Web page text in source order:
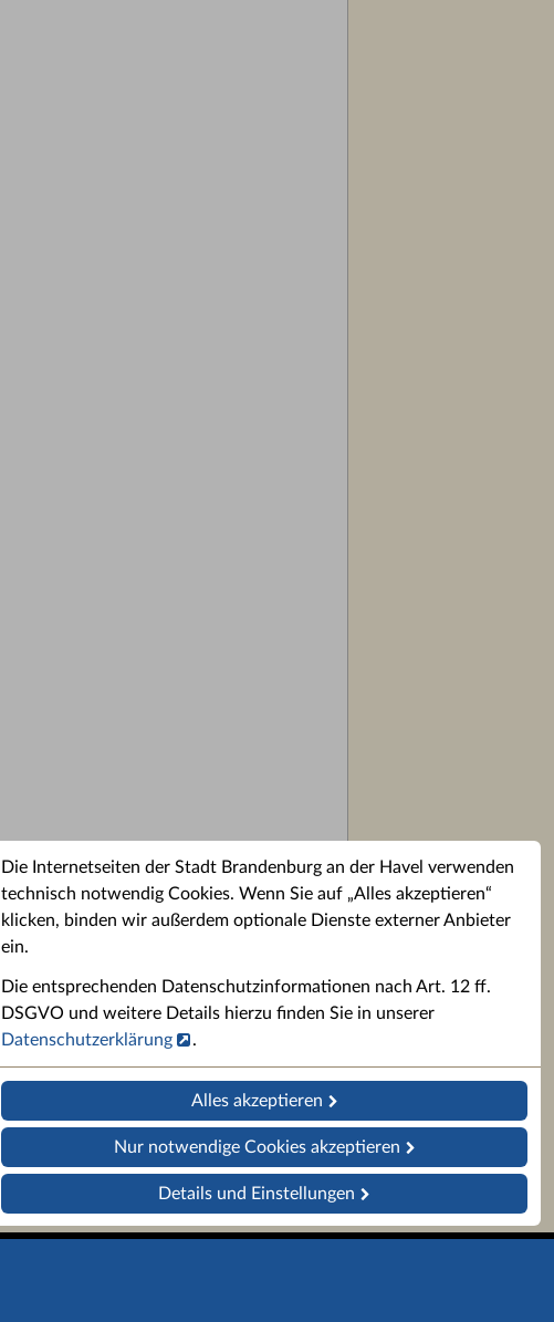
Die Internetseiten der Stadt Brandenburg an der Havel verwenden
technisch notwendig Cookies. Wenn Sie auf „Alles akzeptieren“
klicken, binden wir außerdem optionale Dienste externer Anbieter
ein.
Die entsprechenden Datenschutzinformationen nach Art. 12 ff.
DSGVO und weitere Details hierzu finden Sie in unserer
Datenschutzerklärung
.
Alles akzeptieren
Nur notwendige Cookies akzeptieren
Details und Einstellungen